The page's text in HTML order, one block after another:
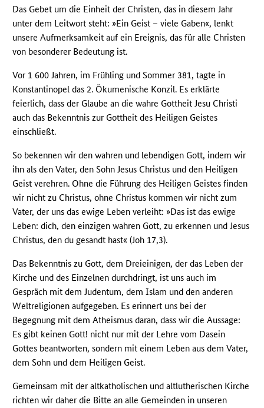
Das Gebet um die Einheit der Christen, das in diesem Jahr
unter dem Leitwort steht: »Ein Geist – viele Gaben«, lenkt
unsere Aufmerksamkeit auf ein Ereignis, das für alle Christen
von besonderer Bedeutung ist.
Vor 1 600 Jahren, im Frühling und Sommer 381, tagte in
Konstantinopel das 2. Ökumenische Konzil. Es erklärte
feierlich, dass der Glaube an die wahre Gottheit Jesu Christi
auch das Bekenntnis zur Gottheit des Heiligen Geistes
einschließt.
So bekennen wir den wahren und lebendigen Gott, indem wir
ihn als den Vater, den Sohn Jesus Christus und den Heiligen
Geist verehren. Ohne die Führung des Heiligen Geistes finden
wir nicht zu Christus, ohne Christus kommen wir nicht zum
Vater, der uns das ewige Leben verleiht: »Das ist das ewige
Leben: dich, den einzigen wahren Gott, zu erkennen und Jesus
Christus, den du gesandt hast« (Joh 17,3).
Das Bekenntnis zu Gott, dem Dreieinigen, der das Leben der
Kirche und des Einzelnen durchdringt, ist uns auch im
Gespräch mit dem Judentum, dem Islam und den anderen
Weltreligionen aufgegeben. Es erinnert uns bei der
Begegnung mit dem Atheismus daran, dass wir die Aussage:
Es gibt keinen Gott! nicht nur mit der Lehre vom Dasein
Gottes beantworten, sondern mit einem Leben aus dem Vater,
dem Sohn und dem Heiligen Geist.
Gemeinsam mit der altkatholischen und altlutherischen Kirche
richten wir daher die Bitte an alle Gemeinden in unseren